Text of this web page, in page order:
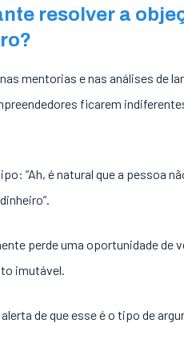
resolver a
mentorias e nas análises de
ficarem
“Ah, é natural que a pessoa
perde uma oportunidade de
imutável.
de que esse é o tipo de